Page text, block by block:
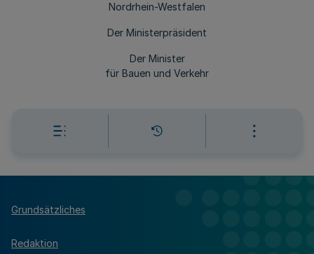
Nordrhein-Westfalen
Der Ministerpräsident
Der Minister
für Bauen und Verkehr
Grundsätzliches
Redaktion